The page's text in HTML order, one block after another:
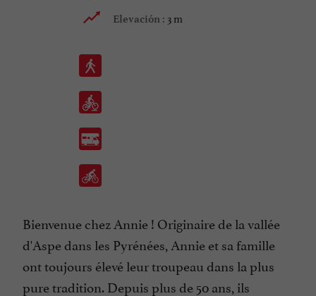
Elevación : 3 m
Bienvenue chez Annie ! Originaire de la vallée
d'Aspe dans les Pyrénées, Annie et sa famille
ont toujours élevé leur troupeau dans la plus
pure tradition. Depuis plus de 50 ans, ils